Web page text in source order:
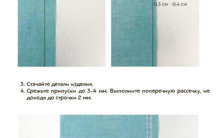
Стачайте детали изделия.
Срежьте припуски до 3-4 мм. Выполните поперечную рассечку, не
доходя до строчки 2 мм.